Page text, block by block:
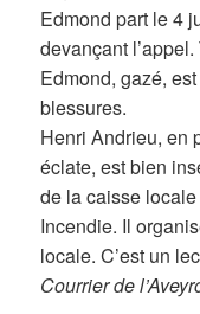
Edmond part le 4
devançant
Edmond, gazé,
blessures.
Henri Andrieu, en
éclate, est bien
de la caisse
Incendie. Il
locale. C’est un
Courrier de